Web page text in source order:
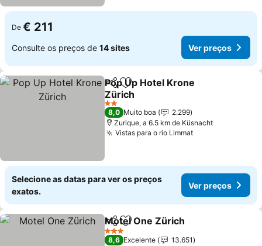
De € 211
Consulte os preços de 14 sites Ver preços
PartilharAdicionar aos favoritos
Pop Up Hotel Krone
Zürich
Ver preços
2 Estrelas
8,0 Muito boa
2.299
Zurique, a 6.5 km de Küsnacht
Vistas para o rio LimmatVer preços
Selecione as datas para ver os preços
exatos.
Ver preços
PartilharAdicionar aos favoritos
Motel One Zürich
3 Estrelas
8,6 Excelente
13.651